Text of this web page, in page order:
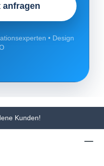
anfragen
• Design
Kunden!